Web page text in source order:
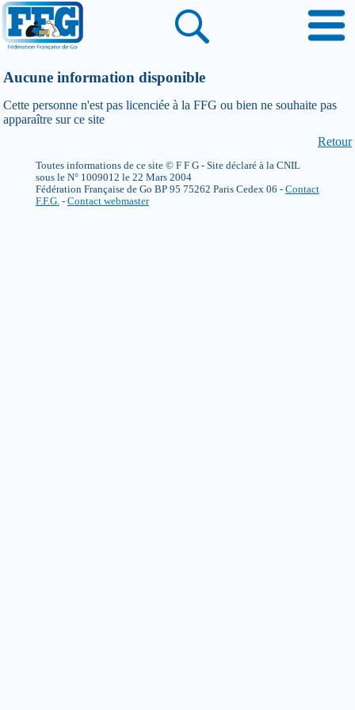
Aucune information disponible
Cette personne n'est pas licenciée à la FFG ou bien ne souhaite pas
apparaître sur ce site
Retour
Toutes informations de ce site © F F G - Site déclaré à la CNIL
sous le N° 1009012 le 22 Mars 2004
Fédération Française de Go BP 95 75262 Paris Cedex 06 - Contact
F.F.G.- Contact webmaster